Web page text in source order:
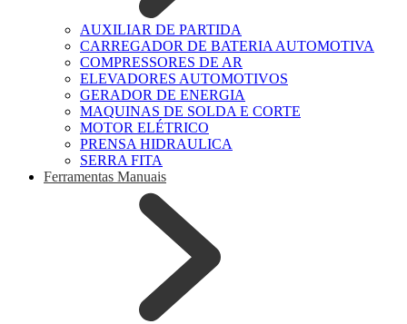
AUXILIAR DE PARTIDA
CARREGADOR DE BATERIA AUTOMOTIVA
COMPRESSORES DE AR
ELEVADORES AUTOMOTIVOS
GERADOR DE ENERGIA
MAQUINAS DE SOLDA E CORTE
MOTOR ELÉTRICO
PRENSA HIDRAULICA
SERRA FITA
Ferramentas Manuais